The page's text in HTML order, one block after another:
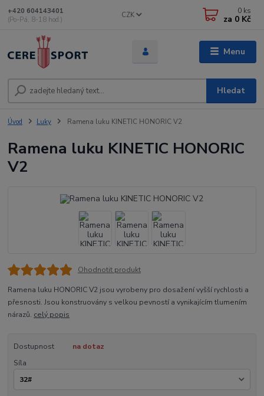
Menu
CZK
Hledat
+420 604143401
(Po-Pá, 8-18 hod.)
0 ks
za 0 Kč
Úvod Luky Ramena luku KINETIC HONORIC V2
Ramena luku KINETIC HONORIC
V2
Ohodnotit produkt
Ramena luku HONORIC V2 jsou vyrobeny pro dosažení vyšší rychlosti a
přesnosti. Jsou konstruovány s velkou pevností a vynikajícím tlumením
nárazů. celý popis
Dostupnost
na dotaz
Síla